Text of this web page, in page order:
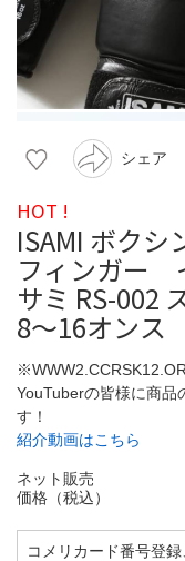
シェア
HOT !
ISAMI ボクシ
フィンガー
サミ RS-002
8～16オンス
YouTuberの皆様に商品
す！
紹介動画はこちら
ネット販売
価格（税込）
コメリカード番号登